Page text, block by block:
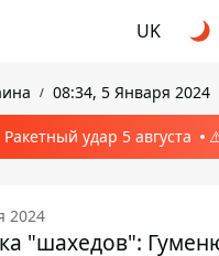
UK
08:34, 5 Января 2024
Ракетный удар 5 августа
2024
"шахедов":